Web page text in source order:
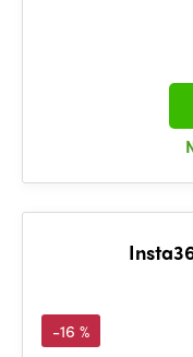
-16 %